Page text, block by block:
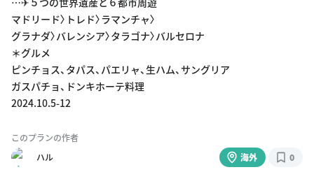
マドリード〉トレド〉ラマンチャ〉
グラナダ〉バレンシア〉タラゴナ〉バルセロナ
＊グルメ
ピンチョス、タパス、パエリャ、生ハム、サングリア
ガスパチョ、ドンキホーテ料理
2024.10.5-12
このプランの作者
ハル
海外 0